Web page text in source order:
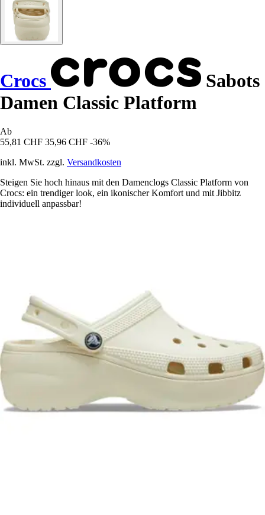
Crocs
Sabots
Damen Classic Platform
Ab
55,81 CHF 35,96 CHF -36%
inkl. MwSt. zzgl. Versandkosten
Steigen Sie hoch hinaus mit den Damenclogs Classic Platform von
Crocs: ein trendiger look, ein ikonischer Komfort und mit Jibbitz
individuell anpassbar!